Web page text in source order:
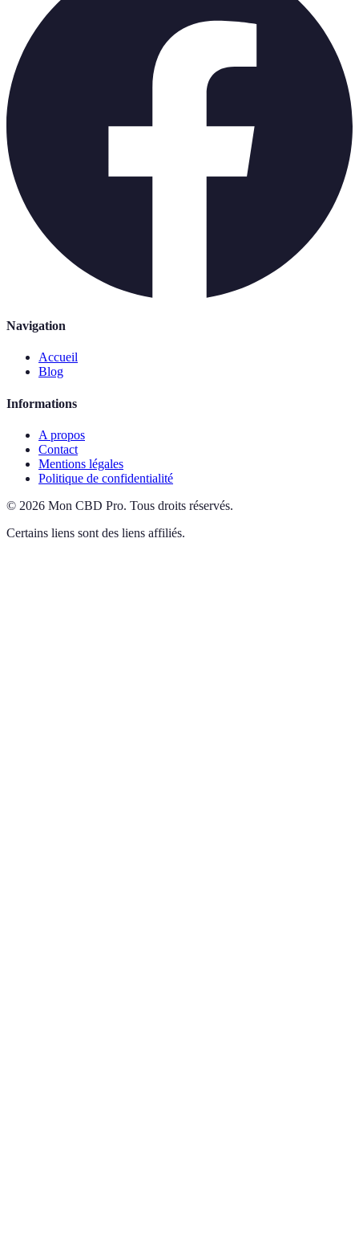
Navigation
Accueil
Blog
Informations
A propos
Contact
Mentions légales
Politique de confidentialité
© 2026 Mon CBD Pro. Tous droits réservés.
Certains liens sont des liens affiliés.